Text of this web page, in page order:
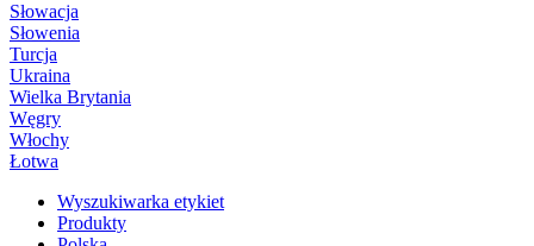
Słowacja
Słowenia
Turcja
Ukraina
Wielka Brytania
Węgry
Włochy
Łotwa
Wyszukiwarka etykiet
Produkty